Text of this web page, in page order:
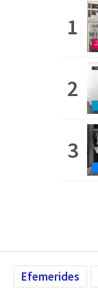
Efemerides